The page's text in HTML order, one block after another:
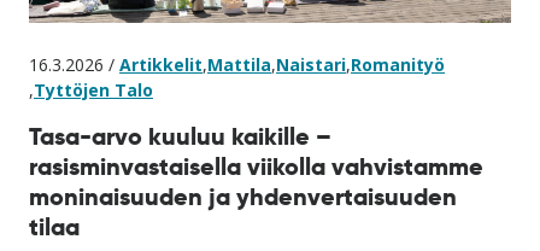
16.3.2026 / Artikkelit,Mattila,Naistari,Romanityö
,Tyttöjen Talo
Tasa-arvo kuuluu kaikille –
rasisminvastaisella viikolla vahvistamme
moninaisuuden ja yhdenvertaisuuden
tilaa